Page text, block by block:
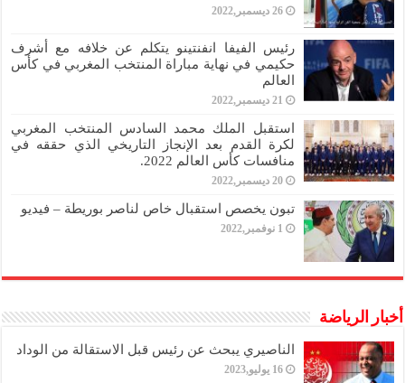
26 ديسمبر,2022
رئيس الفيفا انفنتينو يتكلم عن خلافه مع أشرف
حكيمي في نهاية مباراة المنتخب المغربي في كأس
العالم
21 ديسمبر,2022
استقبل الملك محمد السادس المنتخب المغربي
لكرة القدم بعد الإنجاز التاريخي الذي حققه في
منافسات كأس العالم 2022.
20 ديسمبر,2022
تبون يخصص استقبال خاص لناصر بوريطة – فيديو
1 نوفمبر,2022
أخبار الرياضة
الناصيري يبحث عن رئيس قبل الاستقالة من الوداد
16 يوليو,2023